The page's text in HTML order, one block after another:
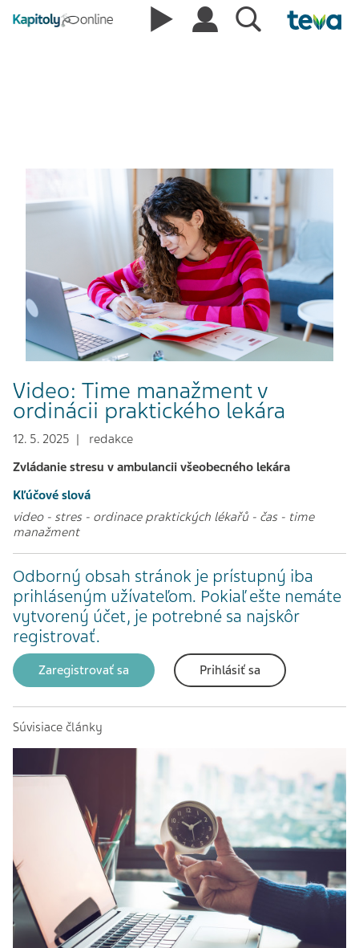
Video: Time manažment v
ordinácii praktického lekára
12. 5. 2025 | redakce
Zvládanie stresu v ambulancii všeobecného lekára
Kľúčové slová
video- stres- ordinace praktických lékařů- čas- time
manažment
Odborný obsah stránok je prístupný iba
prihláseným užívateľom. Pokiaľ ešte nemáte
vytvorený účet, je potrebné sa najskôr
registrovať.
Zaregistrovať sa Prihlásiť sa
Súvisiace články